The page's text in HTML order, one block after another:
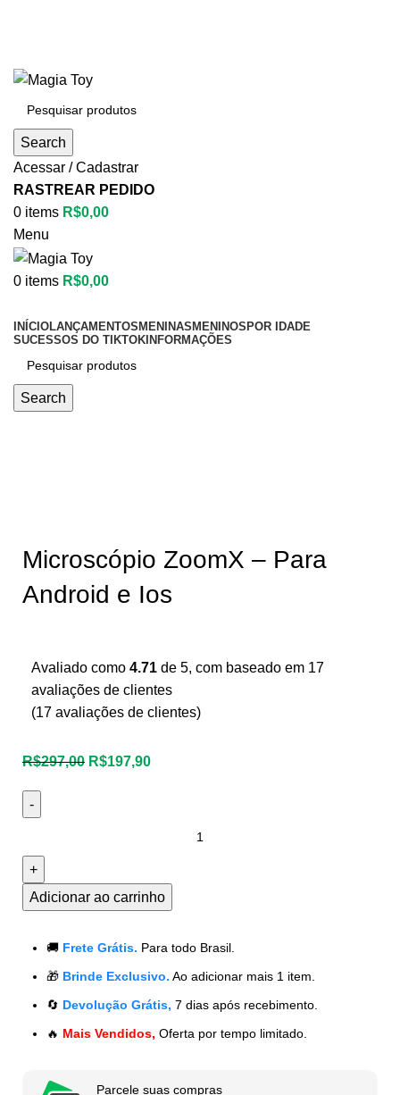
Search
Acessar / Cadastrar
RASTREAR PEDIDO
0 items R$0,00
Menu
0 items R$0,00
INÍCIOLANÇAMENTOSMENINASMENINOSPOR IDADE
SUCESSOS DO TIKTOKINFORMAÇÕES
Search
Microscópio ZoomX – Para
Android e Ios
Avaliado como 4.71 de 5, com baseado em 17
avaliações de clientes
(17 avaliações de clientes)
R$297,00 R$197,90
Adicionar ao carrinho
🚚 Frete Grátis. Para todo Brasil.
🎁 Brinde Exclusivo. Ao adicionar mais 1 item.
🔄 Devolução Grátis, 7 dias após recebimento.
🔥 Mais Vendidos, Oferta por tempo limitado.
Parcele suas compras